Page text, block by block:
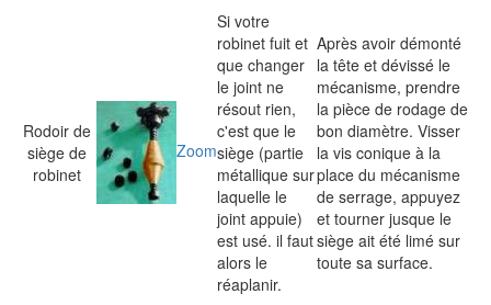
Rodoir de
siège de
robinet
Zoom
Si votre
robinet fuit et
que changer
le joint ne
résout rien,
c'est que le
siège (partie
métallique sur
laquelle le
joint appuie)
est usé. il faut
alors le
réaplanir.
Après avoir démonté
la tête et dévissé le
mécanisme, prendre
la pièce de rodage de
bon diamètre. Visser
la vis conique à la
place du mécanisme
de serrage, appuyez
et tourner jusque le
siège ait été limé sur
toute sa surface.